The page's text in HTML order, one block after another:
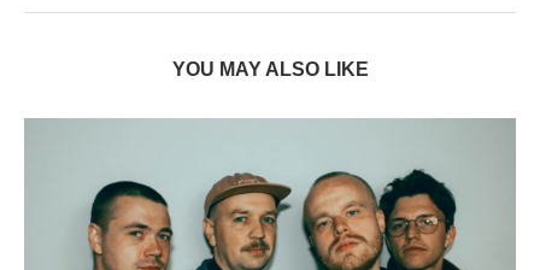
YOU MAY ALSO LIKE